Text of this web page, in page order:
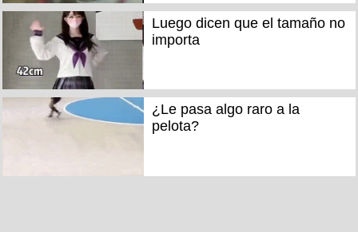
Luego dicen que el tamaño no
importa
¿Le pasa algo raro a la
pelota?